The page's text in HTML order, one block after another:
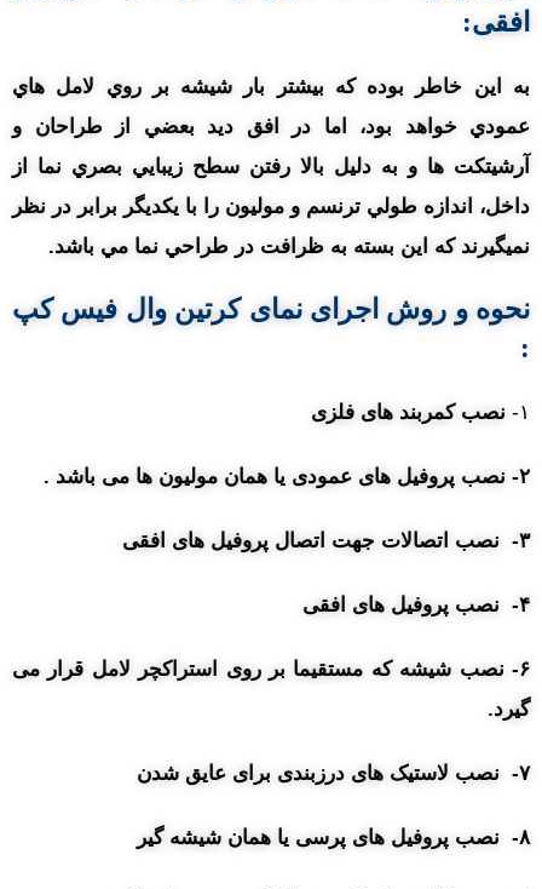
افقی:
به اين خاطر بوده که بيشتر بار شيشه بر روي لامل هاي
عمودي خواهد بود، اما در افق ديد بعضي از طراحان و
آرشيتکت ها و به دليل بالا رفتن سطح زيبايي بصري نما از
داخل، اندازه طولي ترنسم و موليون را با يکديگر برابر در نظر
نميگيرند که اين بسته به ظرافت در طراحي نما مي باشد.
نحوه و روش اجرای نمای کرتین وال فیس کپ
:
۱- نصب کمربند های فلزی
۲- نصب پروفیل های عمودی یا همان مولیون ها می باشد .
۳- نصب اتصالات جهت اتصال پروفیل های افقی
۴- نصب پروفیل های افقی
۶- نصب شیشه که مستقیما بر روی استراکچر لامل قرار می
گیرد.
۷- نصب لاستیک های درزبندی برای عایق شدن
۸- نصب پروفیل های پرسی یا همان شیشه گیر